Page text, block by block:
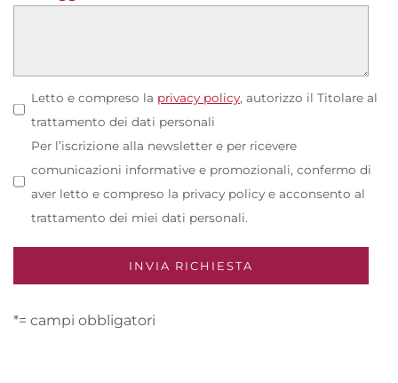
Letto e compreso la privacy policy, autorizzo il Titolare al
trattamento dei dati personali
Per l’iscrizione alla newsletter e per ricevere
comunicazioni informative e promozionali, confermo di
aver letto e compreso la privacy policy e acconsento al
trattamento dei miei dati personali.
*= campi obbligatori